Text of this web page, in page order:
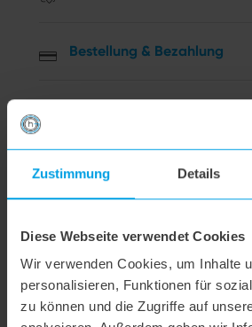
Zustimmung Details
Diese Webseite verwendet Cookies
Wir verwenden Cookies, um Inhalte
personalisieren, Funktionen für
zu können und die Zugriffe auf
Bestellung & Bezahlung
hoogo R2